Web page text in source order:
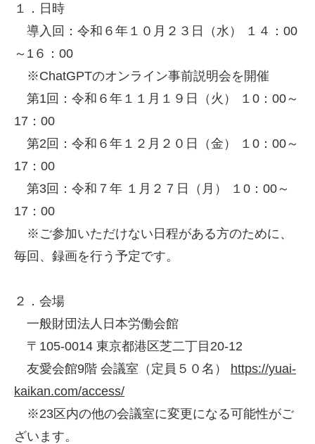
１．日時
導入回：令和６年１０月２３日（水） １４：00
～1６：00
※ChatGPTのオンライン事前説明会を開催
第1回：令和６年１１月１９日（火） １0：00～
17：00
第2回：令和６年１２月２０日（金） １0：00～
17：00
第3回：令和７年 １月２７日（月） １0：00～
17：00
※ご参加いただけない日程がある方のために、
毎回、録画を行う予定です。
２．会場
一般財団法人日本労働会館
〒105-0014 東京都港区芝二丁目20-12
友愛会館9階 会議室（定員５０名） https://yuai-
kaikan.com/access/
※23区内の他の会議室に変更になる可能性がご
ざいます。